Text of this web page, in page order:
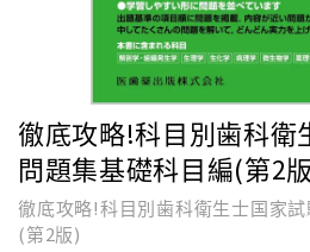
徹底攻略!科目別歯科衛
問題集基礎科目編(第2
徹底攻略!科目別歯科衛生士国家
(第2版)